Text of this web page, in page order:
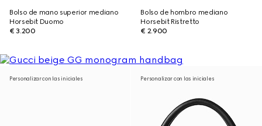
Bolso de mano superior mediano
Horsebit Duomo
€ 3.200
Bolso de hombro mediano
Horsebit Ristretto
€ 2.900
Personalizar con las iniciales Personalizar con las iniciales